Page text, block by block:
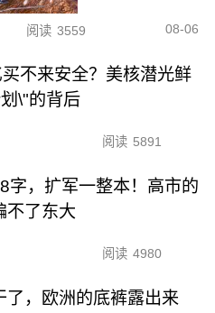
阅读 3559 08-06
不来安全？美核潜光鲜
\"的背后
阅读 5891
字，扩军一整本！高市的
不了东大
阅读 4980
了，欧洲的底裤露出来